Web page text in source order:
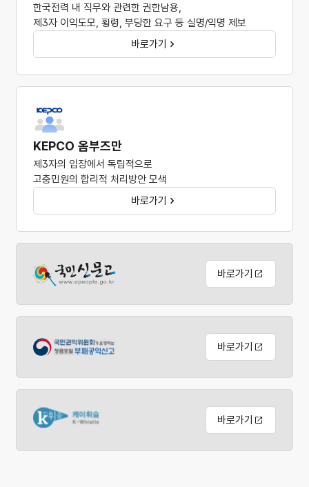
한국전력 내 직무와 관련한 권한남용,
제3자 이익도모, 횡령, 부당한 요구 등 실명/익명 제보
바로가기
KEPCO 옴부즈만
제3자의 입장에서 독립적으로
고충민원의 합리적 처리방안 모색
바로가기
바로가기
바로가기
바로가기